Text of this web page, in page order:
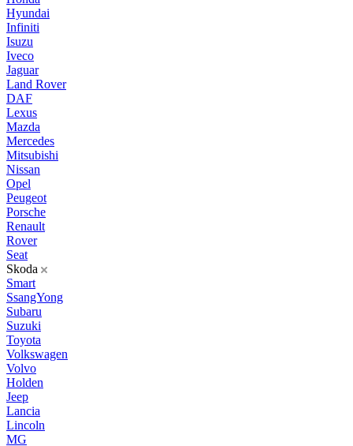
Hyundai
Infiniti
Isuzu
Iveco
Jaguar
Land Rover
DAF
Lexus
Mazda
Mercedes
Mitsubishi
Nissan
Opel
Peugeot
Porsche
Renault
Rover
Seat
Skoda
Smart
SsangYong
Subaru
Suzuki
Toyota
Volkswagen
Volvo
Holden
Jeep
Lancia
Lincoln
MG